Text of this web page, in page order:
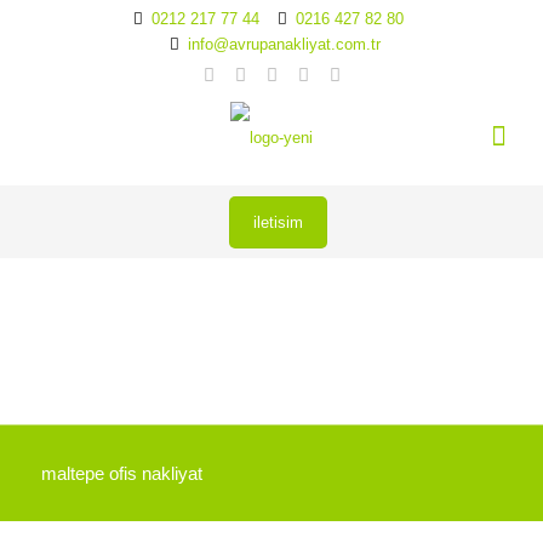
0212 217 77 44
0216 427 82 80
info@avrupanakliyat.com.tr
iletisim
maltepe ofis nakliyat